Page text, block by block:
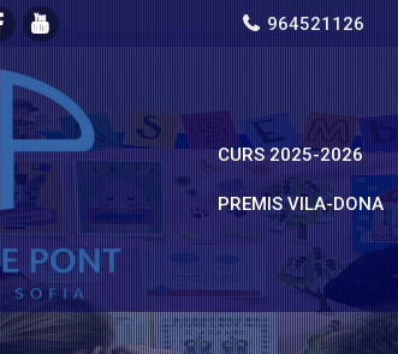
964521126
CURS 2025-2026
PREMIS VILA-DONA